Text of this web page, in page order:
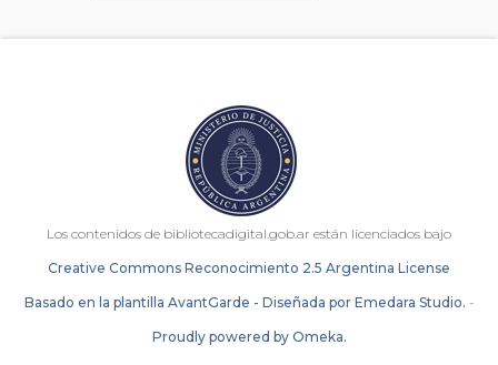
Los contenidos de bibliotecadigital.gob.ar están licenciados bajo
Creative Commons Reconocimiento 2.5 Argentina License
Basado en la plantilla AvantGarde - Diseñada por Emedara Studio. -
Proudly powered by Omeka.